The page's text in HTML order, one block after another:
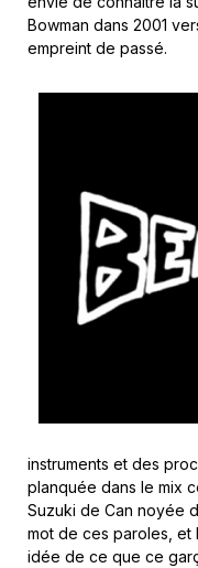
Bowman dans 2001
empreint de passé.
instruments et des
planquée dans le mix
Suzuki de Can noyée
mot de ces paroles, et
idée de ce que ce